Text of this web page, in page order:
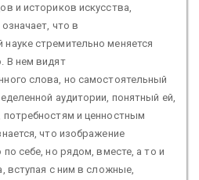
и историков искусства,
что в
стремительно меняется
В нем видят
слова, но самостоятельный
аудитории, понятный ей,
и ценностным
что изображение
себе, но рядом, вместе, а то и
вступая с ним в сложные,